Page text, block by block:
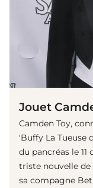
Jouet
Camden Toy,
'Buffy La Tueuse
du pancréas le 11
triste nouvelle de
sa compagne